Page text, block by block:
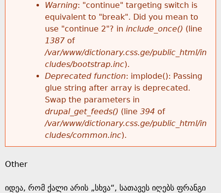
Warning: "continue" targeting switch is
equivalent to "break". Did you mean to
use "continue 2"? in include_once() (line
1387 of
/var/www/dictionary.css.ge/public_html/in
cludes/bootstrap.inc).
Deprecated function: implode(): Passing
glue string after array is deprecated.
Swap the parameters in
drupal_get_feeds() (line 394 of
/var/www/dictionary.css.ge/public_html/in
cludes/common.inc).
Other
იდეა, რომ ქალი არის „სხვა“, სათავეს იღებს ფრანგი